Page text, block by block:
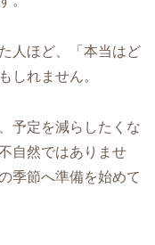
人ほど、「本当はど
しれません。
予定を減らしたくな
自然ではありませ
季節へ準備を始めて